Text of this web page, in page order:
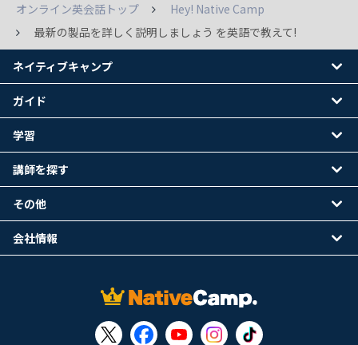
オンライン英会話トップ
Hey! Native Camp
最新の製品を詳しく説明しましょう を英語で教えて!
ネイティブキャンプ
ガイド
学習
講師を探す
その他
会社情報